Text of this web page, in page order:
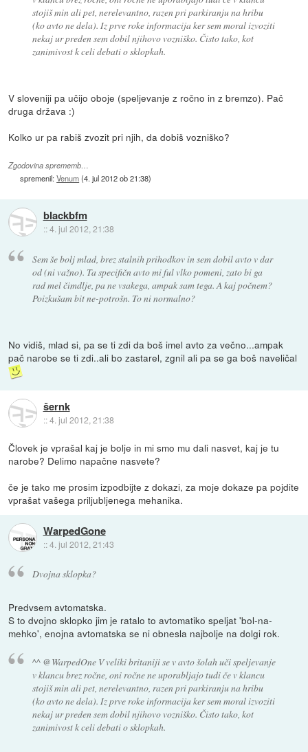
stojiš min ali pet, nerelevantno, razen pri parkiranju na hribu
(ko avto ne dela). Iz prve roke informacija ker sem moral izvoziti
nekaj ur preden sem dobil njihovo vozniško. Čisto tako, kot
zanimivost k celi debati o sklopkah.
V sloveniji pa učijo oboje (speljevanje z ročno in z bremzo). Pač
druga država :)
Kolko ur pa rabiš zvozit pri njih, da dobiš vozniško?
Zgodovina sprememb…
spremenil:Venum(4. jul 2012 ob 21:38)
blackbfm
::4. jul 2012, 21:38
Sem še bolj mlad, brez stalnih prihodkov in sem dobil avto v dar
od (ni važno). Ta specifičn avto mi ful vlko pomeni, zato bi ga
rad mel čimdlje, pa ne vsakega, ampak sam tega. A kaj počnem?
Poizkušam bit ne-potrošn. To ni normalno?
No vidiš, mlad si, pa se ti zdi da boš imel avto za večno...ampak
pač narobe se ti zdi..ali bo zastarel, zgnil ali pa se ga boš naveličal
šernk
::4. jul 2012, 21:38
Človek je vprašal kaj je bolje in mi smo mu dali nasvet, kaj je tu
narobe? Delimo napačne nasvete?
če je tako me prosim izpodbijte z dokazi, za moje dokaze pa pojdite
vprašat vašega priljubljenega mehanika.
WarpedGone
::4. jul 2012, 21:43
Dvojna sklopka?
Predvsem avtomatska.
S to dvojno sklopko jim je ratalo to avtomatiko speljat 'bol-na-
mehko', enojna avtomatska se ni obnesla najbolje na dolgi rok.
^^ @WarpedOne V veliki britaniji se v avto šolah uči speljevanje
v klancu brez ročne, oni ročne ne uporabljajo tudi če v klancu
stojiš min ali pet, nerelevantno, razen pri parkiranju na hribu
(ko avto ne dela). Iz prve roke informacija ker sem moral izvoziti
nekaj ur preden sem dobil njihovo vozniško. Čisto tako, kot
zanimivost k celi debati o sklopkah.